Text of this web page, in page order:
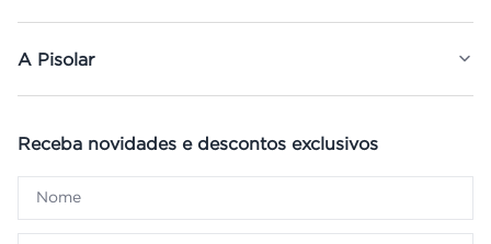
A Pisolar
Receba novidades e descontos exclusivos